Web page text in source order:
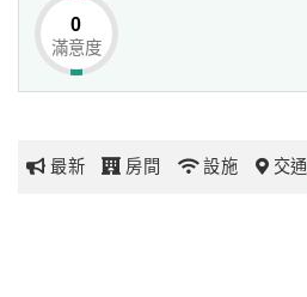
網
玩
0
滿意度
最新 房間 設施 交通